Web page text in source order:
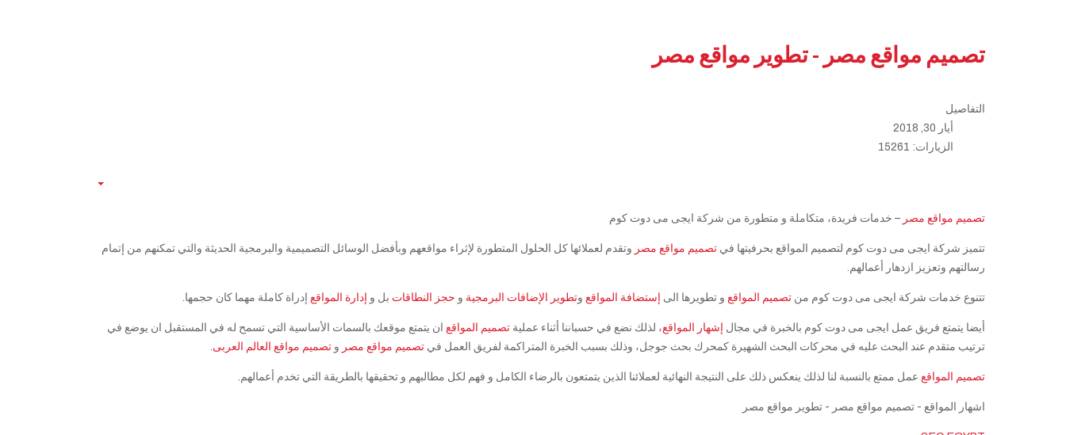
تصميم مواقع مصر - تطوير مواقع مصر
التفاصيل
أيار 30, 2018
الزيارات: 15261
تصميم مواقع مصر – خدمات فريدة، متكاملة و متطورة من شركة ايجى مى دوت كوم
تتميز شركة ايجى مى دوت كوم لتصميم المواقع بحرفيتها في تصميم مواقع مصر وتقدم لعملائها كل الحلول المتطورة لإثراء مواقعهم وبأفضل الوسائل التصميمية والبرمجية الحديثة والتي تمكنهم من إتمام
رسالتهم وتعزيز ازدهار أعمالهم.
تتنوع خدمات شركة ايجى مى دوت كوم من تصميم المواقع و تطويرها الى إستضافة المواقع وتطوير الإضافات البرمجية و حجز النطاقات بل و إدارة المواقع إدراة كاملة مهما كان حجمها.
أيضا يتمتع فريق عمل ايجى مى دوت كوم بالخبرة في مجال إشهار المواقع، لذلك نضع في حسباننا أثناء عملية تصميم المواقع ان يتمتع موقعك بالسمات الأساسية التي تسمح له في المستقبل ان يوضع في
ترتيب متقدم عند البحث عليه في محركات البحث الشهيرة كمحرك بحث جوجل، وذلك بسبب الخبرة المتراكمة لفريق العمل في تصميم مواقع مصر و تصميم مواقع العالم العربى.
تصميم المواقع عمل ممتع بالنسبة لنا لذلك ينعكس ذلك على النتيجة النهائية لعملائنا الذين يتمتعون بالرضاء الكامل و فهم لكل مطالبهم و تحقيقها بالطريقة التي تخدم أعمالهم.
اشهار المواقع - تصميم مواقع مصر - تطوير مواقع مصر